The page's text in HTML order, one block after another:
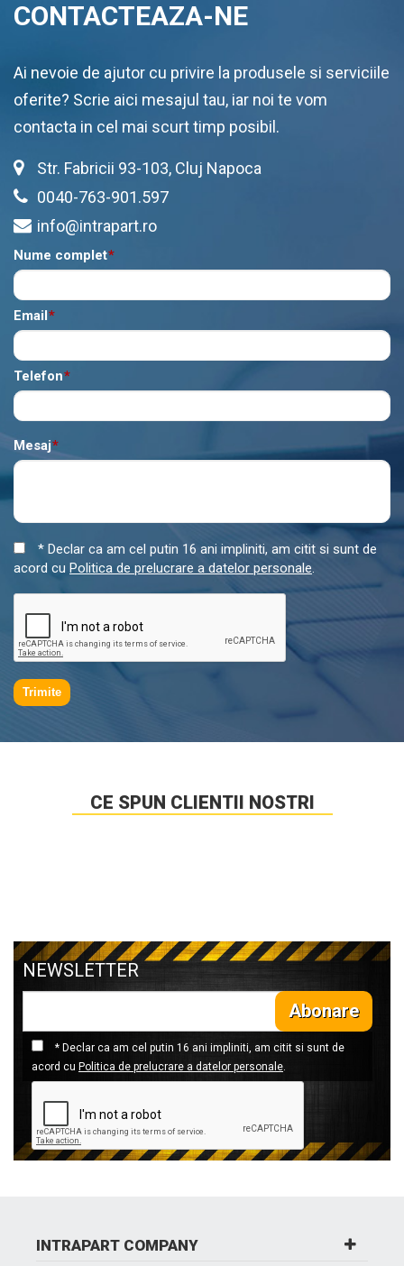
CONTACTEAZA-NE
Ai nevoie de ajutor cu privire la produsele si serviciile
oferite? Scrie aici mesajul tau, iar noi te vom
contacta in cel mai scurt timp posibil.
Str. Fabricii 93-103, Cluj Napoca
0040-763-901.597
info@intrapart.ro
*
Nume complet
*
Email
*
Telefon
*
Mesaj
* Declar ca am cel putin 16 ani impliniti, am citit si sunt de
acord cu Politica de prelucrare a datelor personale.
Trimite
CE SPUN CLIENTII NOSTRI
NEWSLETTER
Abonare
* Declar ca am cel putin 16 ani impliniti, am citit si sunt de
acord cu Politica de prelucrare a datelor personale.
INTRAPART COMPANY